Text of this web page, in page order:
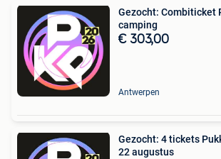
Gezocht: Combiticket
camping
€ 303,00
Antwerpen
Gezocht: 4 tickets
22 augustus